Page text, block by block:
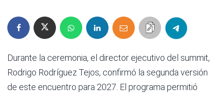
Durante la ceremonia, el director ejecutivo del summit,
Rodrigo Rodríguez Tejos, confirmó la segunda versión
de este encuentro para 2027. El programa permitió